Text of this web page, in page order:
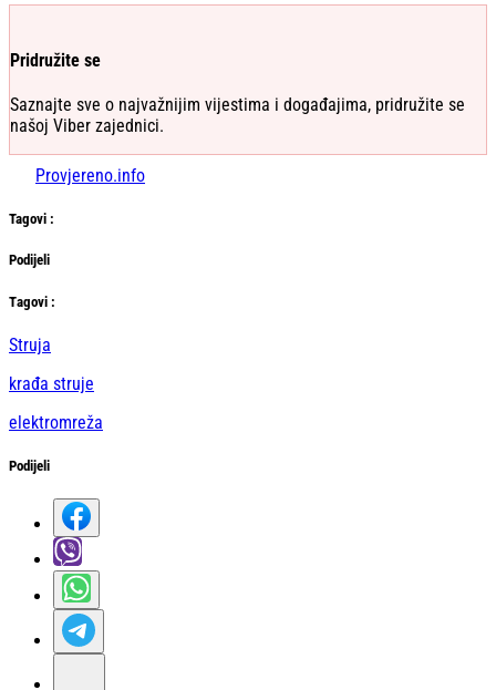
Pridružite se
Saznajte sve o najvažnijim vijestima i događajima, pridružite se
našoj Viber zajednici.
Provjereno.info
Tagovi :
Podijeli
Тagovi :
Struja
krađa struje
elektromreža
Podijeli